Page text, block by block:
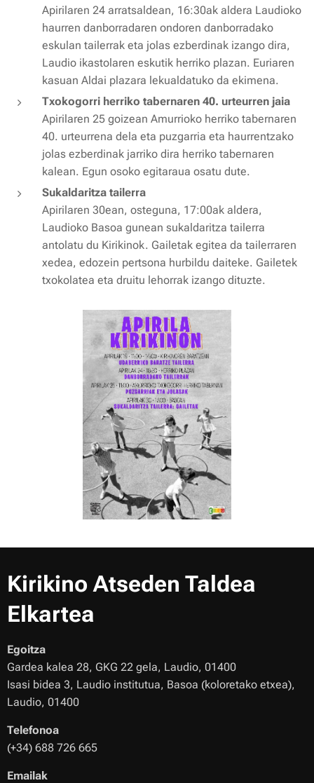
Apirilaren 24 arratsaldean, 16:30ak aldera Laudioko
haurren danborradaren ondoren danborradako
eskulan tailerrak eta jolas ezberdinak izango dira,
Laudio ikastolaren eskutik herriko plazan. Euriaren
kasuan Aldai plazara lekualdatuko da ekimena.
Txokogorri herriko tabernaren 40. urteurren jaia
Apirilaren 25 goizean Amurrioko herriko tabernaren
40. urteurrena dela eta puzgarria eta haurrentzako
jolas ezberdinak jarriko dira herriko tabernaren
kalean. Egun osoko egitaraua osatu dute.
Sukaldaritza tailerra
Apirilaren 30ean, osteguna, 17:00ak aldera,
Laudioko Basoa gunean sukaldaritza tailerra
antolatu du Kirikinok. Gailetak egitea da tailerraren
xedea, edozein pertsona hurbildu daiteke. Gailetek
txokolatea eta druitu lehorrak izango dituzte.
Kirikino Atseden Taldea
Elkartea
Egoitza
Gardea kalea 28, GKG 22 gela, Laudio, 01400
Isasi bidea 3, Laudio institutua, Basoa (koloretako etxea),
Laudio, 01400
Telefonoa
(+34) 688 726 665
Emailak